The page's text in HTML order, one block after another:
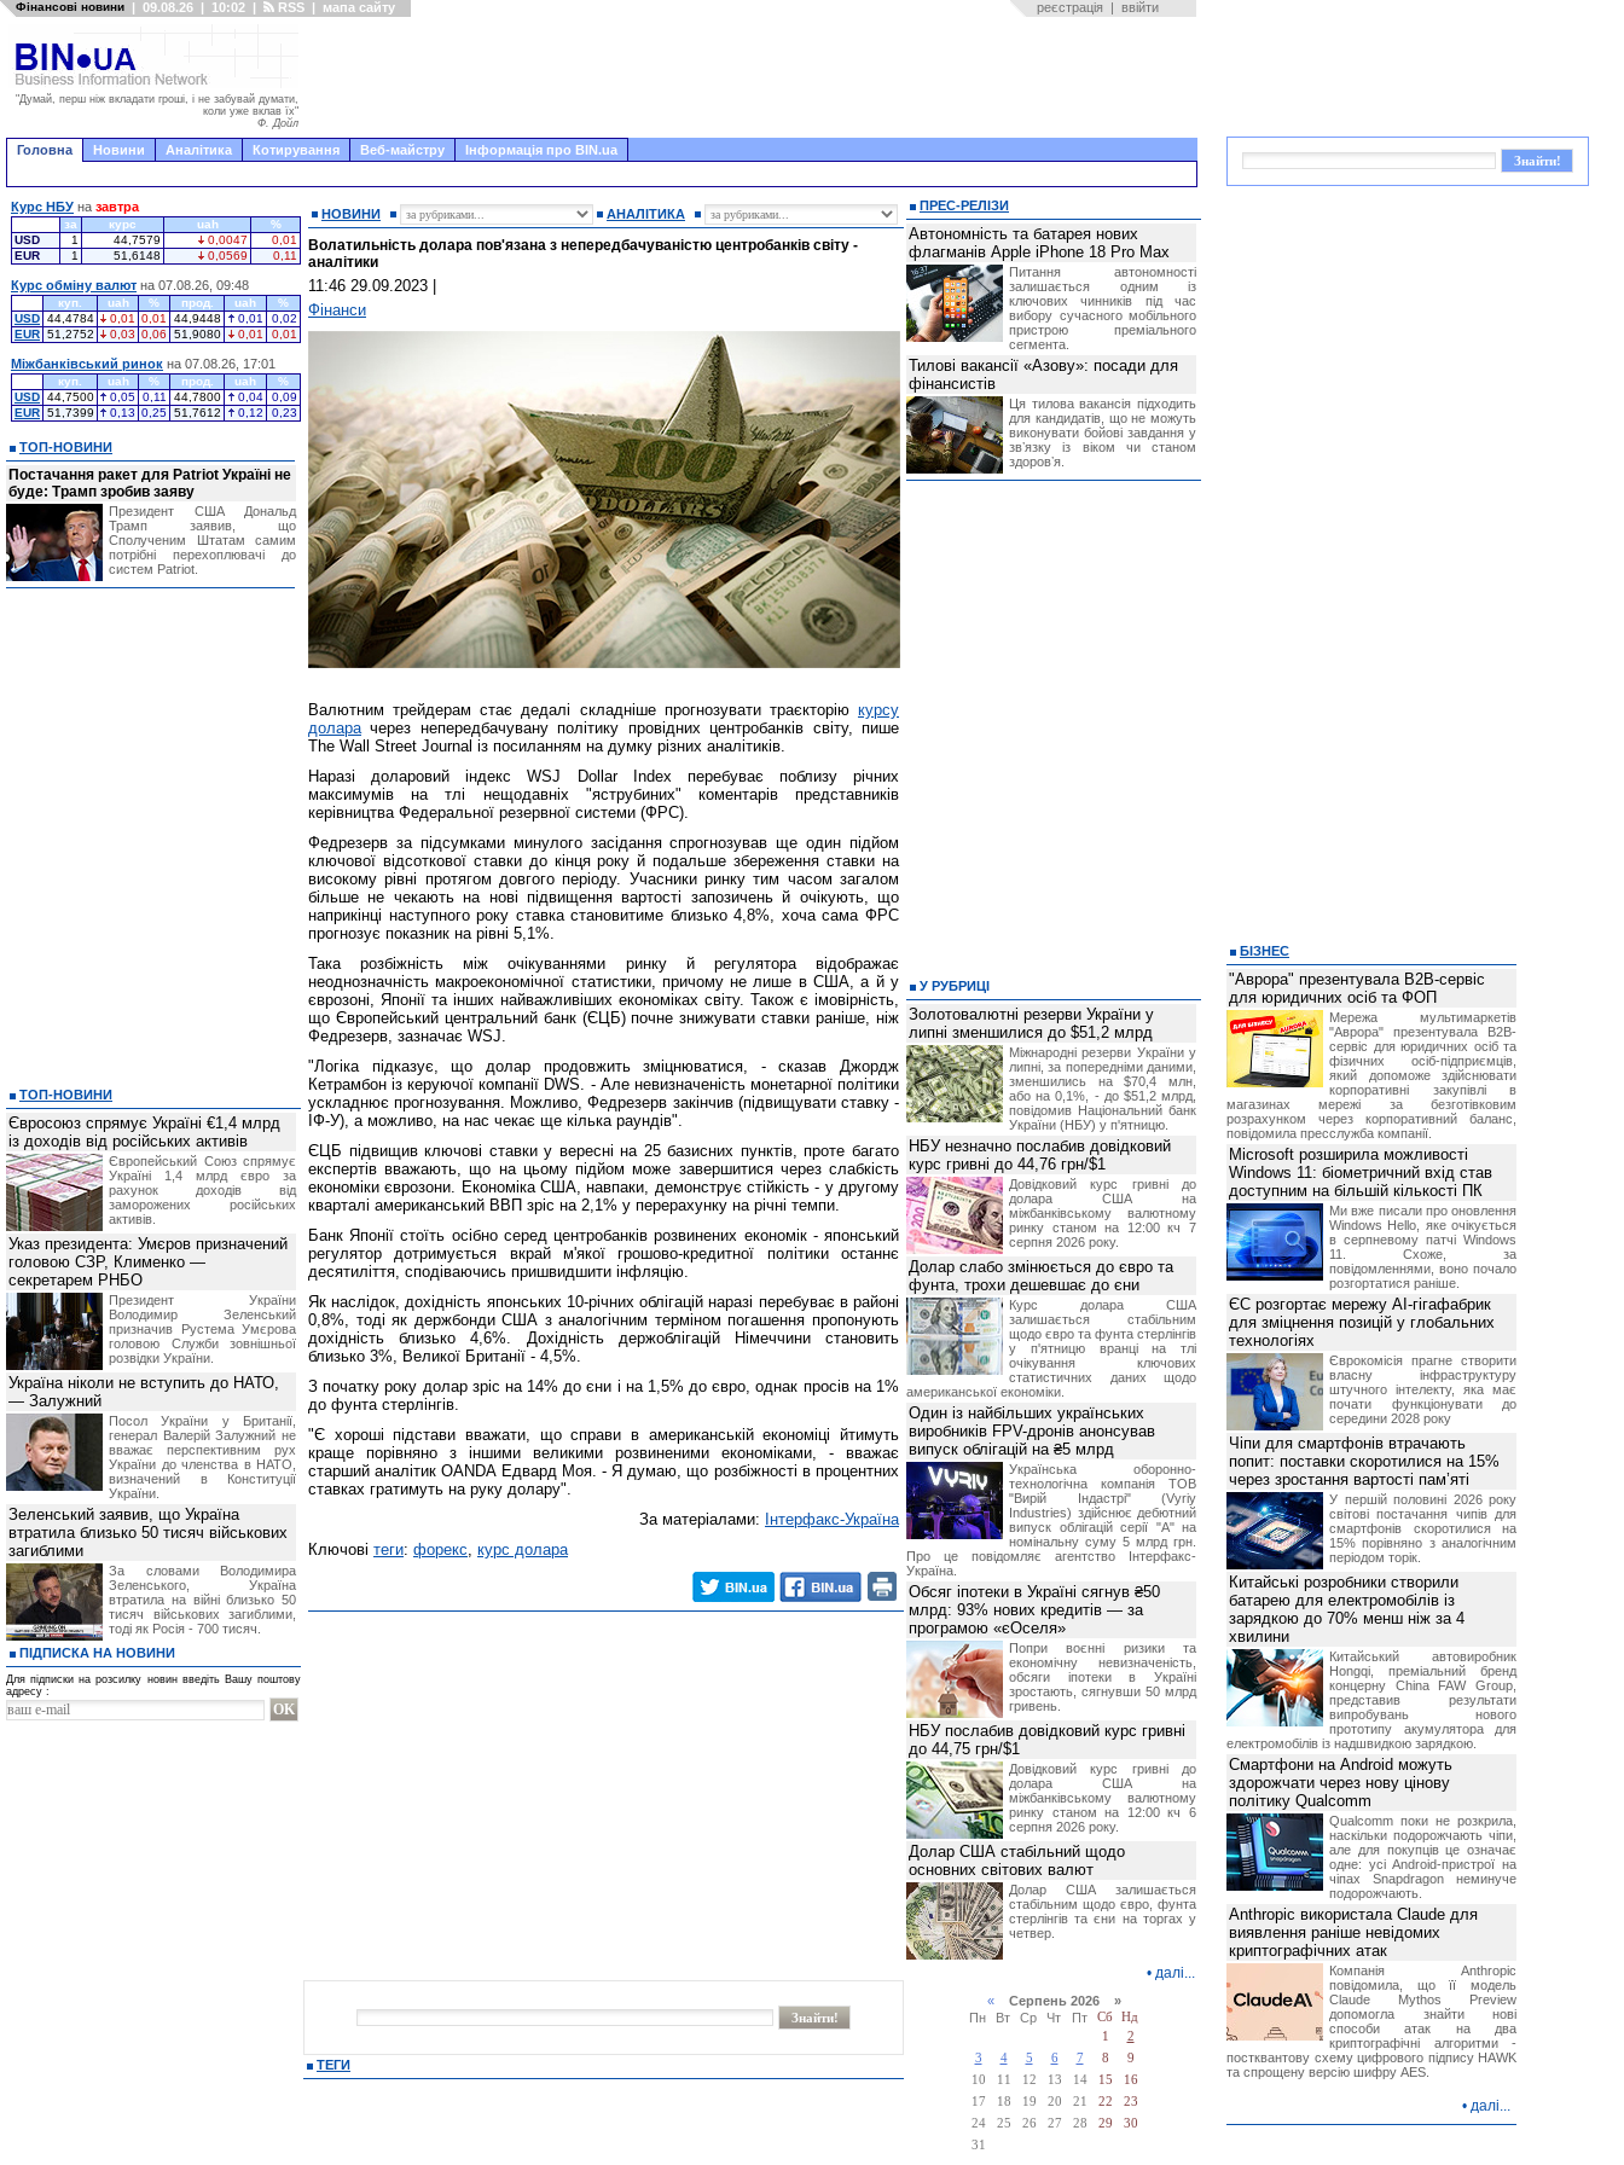
Фінансові новини | 09.08.26 | 10:02 | RSS | мапа сайту реєстрація | ввійти
"Думай, перш ніж вкладати гроші, і не забувай думати,
коли уже вклав їх"
Ф. Дойл
Головна Новини Аналітика Котирування Веб-майстру Інформація про BIN.ua
НОВИНИ АНАЛІТИКА
Волатильність долара пов'язана з непередбачуваністю центробанків світу -
аналітики
11:46 29.09.2023
Фінанси
Валютним трейдерам стає дедалі складніше прогнозувати траєкторію курсу
доларачерез непередбачувану політику провідних центробанків світу, пише
The Wall Street Journal із посиланням на думку різних аналітиків.
Наразі доларовий індекс WSJ Dollar Index перебуває поблизу річних
максимумів на тлі нещодавніх "яструбиних" коментарів представників
керівництва Федеральної резервної системи (ФРС).
Федрезерв за підсумками минулого засідання спрогнозував ще один підйом
ключової відсоткової ставки до кінця року й подальше збереження ставки на
високому рівні протягом довгого періоду. Учасники ринку тим часом загалом
більше не чекають на нові підвищення вартості запозичень й очікують, що
наприкінці наступного року ставка становитиме близько 4,8%, хоча сама ФРС
прогнозує показник на рівні 5,1%.
Така розбіжність між очікуваннями ринку й регулятора відображає
неоднозначність макроекономічної статистики, причому не лише в США, а й у
єврозоні, Японії та інших найважливіших економіках світу. Також є імовірність,
що Європейський центральний банк (ЄЦБ) почне знижувати ставки раніше, ніж
Федрезерв, зазначає WSJ.
"Логіка підказує, що долар продовжить зміцнюватися, - сказав Джордж
Кетрамбон із керуючої компанії DWS. - Але невизначеність монетарної політики
ускладнює прогнозування. Можливо, Федрезерв закінчив (підвищувати ставку -
ІФ-У), а можливо, на нас чекає ще кілька раундів".
ЄЦБ підвищив ключові ставки у вересні на 25 базисних пунктів, проте багато
експертів вважають, що на цьому підйом може завершитися через слабкість
економіки єврозони. Економіка США, навпаки, демонструє стійкість - у другому
кварталі американський ВВП зріс на 2,1% у перерахунку на річні темпи.
Банк Японії стоїть осібно серед центробанків розвинених економік - японський
регулятор дотримується вкрай м'якої грошово-кредитної політики останнє
десятиліття, сподіваючись пришвидшити інфляцію.
Як наслідок, дохідність японських 10-річних облігацій наразі перебуває в районі
0,8%, тоді як держбонди США з аналогічним терміном погашення пропонують
дохідність близько 4,6%. Дохідність держоблігацій Німеччини становить
близько 3%, Великої Британії - 4,5%.
З початку року долар зріс на 14% до єни і на 1,5% до євро, однак просів на 1%
до фунта стерлінгів.
"Є хороші підстави вважати, що справи в американській економіці йтимуть
краще порівняно з іншими великими розвиненими економіками, - вважає
старший аналітик OANDA Едвард Моя. - Я думаю, що розбіжності в процентних
ставках гратимуть на руку долару".
За матеріалами: Інтерфакс-Україна
Ключові теги: форекс, курс долара
ТЕГИ
Курс НБУ на завтра
за курс uah
%
USD
1 44,7579 0,0047
0,01
EUR
1 51,6148 0,0569 0,11
Курс обміну валют на 07.08.26, 09:48
куп. uah % прод. uah
%
USD 44,4784 0,01 0,01 44,9448 0,01
0,02
EUR 51,2752 0,03 0,06 51,9080 0,01 0,01
Міжбанківський ринок на 07.08.26, 17:01
куп. uah % прод. uah
%
USD 44,7500 0,05 0,11 44,7800 0,04
0,09
EUR 51,7399 0,13 0,25 51,7612 0,12 0,23
ТОП-НОВИНИ
Постачання ракет для Patriot Україні не
буде: Трамп зробив заяву
Президент США Дональд
Трамп заявив, що
Сполученим Штатам самим
потрібні перехоплювачі до
систем Patriot.
ТОП-НОВИНИ
Євросоюз спрямує Україні €1,4 млрд
із доходів від російських активів
Європейський Союз спрямує
Україні 1,4 млрд євро за
рахунок доходів від
заморожених російських
активів.
Указ президента: Умєров призначений
головою СЗР, Клименко —
секретарем РНБО
Президент України
Володимир Зеленський
призначив Pустема Умєрова
головою Служби зовнішньої
розвідки України.
Україна ніколи не вступить до НАТО,
— Залужний
Посол України у Британії,
генерал Валерій Залужний не
вважає перспективним рух
України до членства в НАТО,
визначений в Конституції
України.
Зеленський заявив, що Україна
втратила близько 50 тисяч військових
загиблими
За словами Володимира
Зеленського, Україна
втратила на війні близько 50
тисяч військових загиблими,
тоді як Росія - 700 тисяч.
ПІДПИСКА НА НОВИНИ
Для підписки на розсилку новин введіть Вашу поштову
адресу :
ПРЕС-РЕЛІЗИ
Автономність та батарея нових
флагманів Apple iPhone 18 Pro Max
Питання автономності
залишається одним із
ключових чинників під час
вибору сучасного мобільного
пристрою преміального
сегмента.
Тилові вакансії «Азову»: посади для
фінансистів
Ця тилова вакансія підходить
для кандидатів, що не можуть
виконувати бойові завдання у
звʼязку із віком чи станом
здоровʼя.
У РУБРИЦІ
Золотовалютні резерви України у
липні зменшилися до $51,2 млрд
Міжнародні резерви України у
липні, за попередніми даними,
зменшились на $70,4 млн,
або на 0,1%, - до $51,2 млрд,
повідомив Національний банк
України (НБУ) у п'ятницю.
НБУ незначно послабив довідковий
курс гривні до 44,76 грн/$1
Довідковий курс гривні до
долара США на
міжбанківському валютному
ринку станом на 12:00 кч 7
серпня 2026 року.
Долар слабо змінюється до євро та
фунта, трохи дешевшає до єни
Курс долара США
залишається стабільним
щодо євро та фунта стерлінгів
у п'ятницю вранці на тлі
очікування ключових
статистичних даних щодо
американської економіки.
Один із найбільших українських
виробників FPV-дронів анонсував
випуск облігацій на ₴5 млрд
Українська оборонно-
технологічна компанія ТОВ
"Вирій Індастрі" (Vyriy
Industries) здійснює дебютний
випуск облігацій серії "А" на
номінальну суму 5 млрд грн.
Про це повідомляє агентство Інтерфакс-
Україна.
Обсяг іпотеки в Україні сягнув ₴50
млрд: 93% нових кредитів — за
програмою «єОселя»
Попри воєнні ризики та
економічну невизначеність,
обсяги іпотеки в Україні
зростають, сягнувши 50 млрд
гривень.
НБУ послабив довідковий курс гривні
до 44,75 грн/$1
Довідковий курс гривні до
долара США на
міжбанківському валютному
ринку станом на 12:00 кч 6
серпня 2026 року.
Долар США стабільний щодо
основних світових валют
Долар США залишається
стабільним щодо євро, фунта
стерлінгів та єни на торгах у
четвер.
• далі...
«Серпень 2026 »
Пн
Вт Ср Чт Пт Сб
Нд
1
2
3
4 5 6 7 8
9
10
11 12 13 14 15
16
17
18 19 20 21 22
23
24
25 26 27 28 29
30
31
БІЗНЕС
"Аврора" презентувала B2B-сервіс
для юридичних осіб та ФОП
Мережа мультимаркетів
"Аврора" презентувала B2B-
сервіс для юридичних осіб та
фізичних осіб-підприємців,
який допоможе здійснювати
корпоративні закупівлі в
магазинах мережі за безготівковим
розрахунком через корпоративний баланс,
повідомила пресслужба компанії.
Microsoft розширила можливості
Windows 11: біометричний вхід став
доступним на більшій кількості ПК
Ми вже писали про оновлення
Windows Hello, яке очікується
в серпневому патчі Windows
11. Схоже, за
повідомленнями, воно почало
розгортатися раніше.
ЄС розгортає мережу AI-гігафабрик
для зміцнення позицій у глобальних
технологіях
Єврокомісія прагне створити
власну інфраструктуру
штучного інтелекту, яка має
почати функціонувати до
середини 2028 року
Чіпи для смартфонів втрачають
попит: поставки скоротилися на 15%
через зростання вартості пам’яті
У першій половині 2026 року
світові постачання чипів для
смартфонів скоротилися на
15% порівняно з аналогічним
періодом торік.
Китайські розробники створили
батарею для електромобілів із
зарядкою до 70% менш ніж за 4
хвилини
Китайський автовиробник
Hongqi, преміальний бренд
концерну China FAW Group,
представив результати
випробувань нового
прототипу акумулятора для
електромобілів із надшвидкою зарядкою.
Смартфони на Android можуть
здорожчати через нову цінову
політику Qualcomm
Qualcomm поки не розкрила,
наскільки подорожчають чіпи,
але для покупців це означає
одне: усі Android-пристрої на
чіпах Snapdragon неминуче
подорожчають.
Anthropic використала Claude для
виявлення раніше невідомих
криптографічних атак
Компанія Anthropic
повідомила, що її модель
Claude Mythos Preview
допомогла знайти нові
способи атак на два
криптографічні алгоритми -
постквантову схему цифрового підпису HAWK
та спрощену версію шифру AES.
• далі...